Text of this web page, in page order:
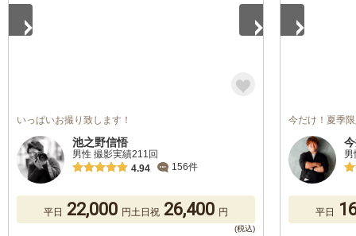
いっぱいお撮り致します！
池之野信悟
男性 撮影実績211回
4.94
156件
平日 22,000 円土日祝 26,400 円
今だけ！夏季
平日